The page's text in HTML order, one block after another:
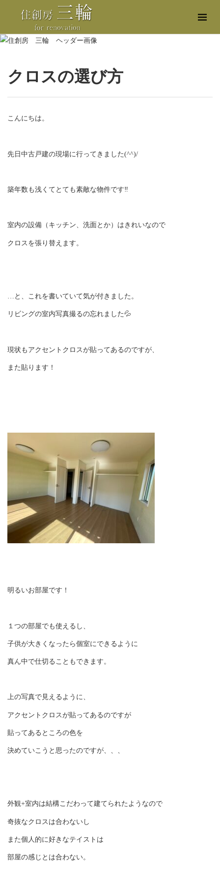
クロスの選び方
こんにちは。
先日中古戸建の現場に行ってきました(^^)/
築年数も浅くてとても素敵な物件です‼
室内の設備（キッチン、洗面とか）はきれいなので
クロスを張り替えます。
…と、これを書いていて気が付きました。
リビングの室内写真撮るの忘れました💦
現状もアクセントクロスが貼ってあるのですが、
また貼ります！
明るいお部屋です！
１つの部屋でも使えるし、
子供が大きくなったら個室にできるように
真ん中で仕切ることもできます。
上の写真で見えるように、
アクセントクロスが貼ってあるのですが
貼ってあるところの色を
決めていこうと思ったのですが、、、
外観+室内は結構こだわって建てられたようなので
奇抜なクロスは合わないし
また個人的に好きなテイストは
部屋の感じとは合わない。